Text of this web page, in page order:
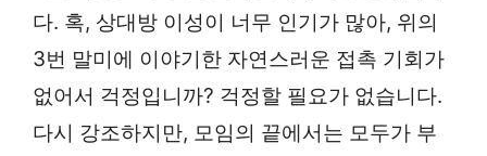
다. 혹, 상대방 이성이 너무 인기가 많아, 위의
3번 말미에 이야기한 자연스러운 접촉 기회가
없어서 걱정입니까? 걱정할 필요가 없습니다.
다시 강조하지만, 모임의 끝에서는 모두가 부